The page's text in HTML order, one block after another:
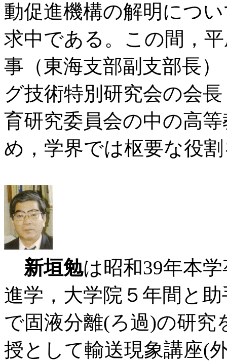
動促進機構の解明につ
求中である。この間，
事（東海支部副支部長
グ技術特別研究会の会
育研究委員会の中の高
め，学界では枢要な役
新垣勉は昭和39年本
進学，大学院５年間と
で固液分離(ろ過)の研究
授として輸送現象講座(